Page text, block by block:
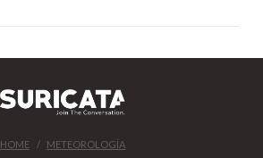
HOME METEOROLOGÍA